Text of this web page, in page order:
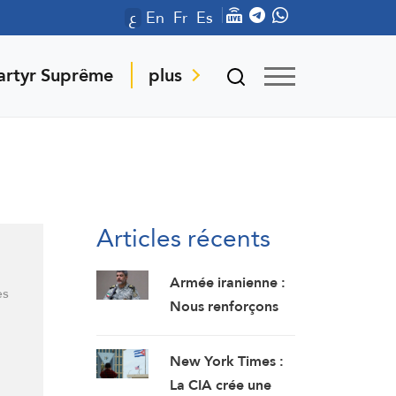
ع En Fr Es
Suprême plus
Articles récents
Armée iranienne :
Nous renforçons
opérationnelle…
Les bases
New York Times :
La CIA crée une